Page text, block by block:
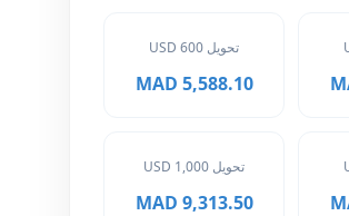
تحويل 600 USD
5,588.10 MAD
تحويل 1,000 USD
9,313.50 MAD